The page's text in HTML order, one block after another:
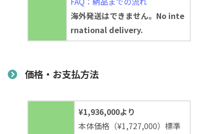
海外発送はできません。No inte
rnational delivery.
価格・お支払方法
¥1,936,000より
本体価格（¥1,727,000）標準